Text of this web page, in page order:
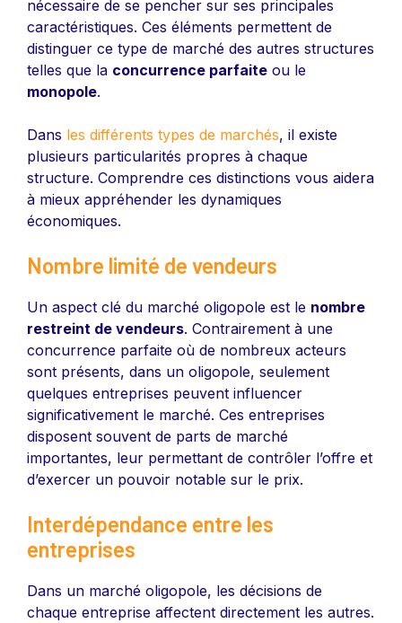
nécessaire de se pencher sur ses principales
caractéristiques. Ces éléments permettent de
distinguer ce type de marché des autres structures
telles que la concurrence parfaite ou le
monopole.
Dans les différents types de marchés, il existe
plusieurs particularités propres à chaque
structure. Comprendre ces distinctions vous aidera
à mieux appréhender les dynamiques
économiques.
Nombre limité de vendeurs
Un aspect clé du marché oligopole est le nombre
restreint de vendeurs. Contrairement à une
concurrence parfaite où de nombreux acteurs
sont présents, dans un oligopole, seulement
quelques entreprises peuvent influencer
significativement le marché. Ces entreprises
disposent souvent de parts de marché
importantes, leur permettant de contrôler l’offre et
d’exercer un pouvoir notable sur le prix.
Interdépendance entre les
entreprises
Dans un marché oligopole, les décisions de
chaque entreprise affectent directement les autres.